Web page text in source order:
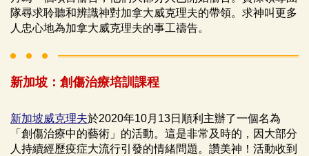
隊尋求聆聽和辨識神對加拿大威克理夫的帶領。求神叫更多
人忠心地為加拿大威克理夫的事工禱告。
新加坡：創傷治療培訓課程
新加坡威克理夫於2020年10月13日順利主辦了一個名為
「創傷治療中的藝術」的活動。這是非常及時的，因大部分
人持續經歷疫症大流行引發的情緒問題。讚美神！活動收到